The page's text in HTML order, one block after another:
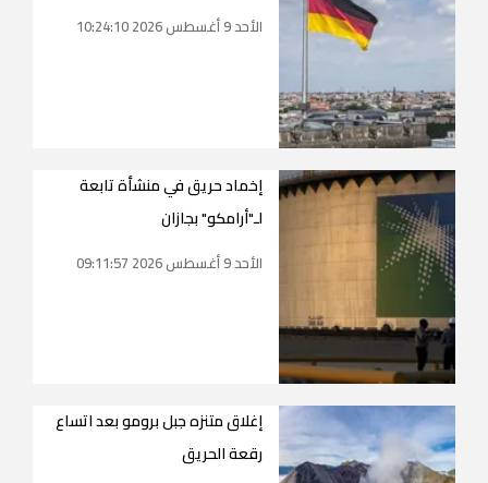
الأحد 9 أغسطس 2026 10:24:10
إخماد حريق في منشأة تابعة
لـ"أرامكو" بجازان
الأحد 9 أغسطس 2026 09:11:57
إغلاق متنزه جبل برومو بعد اتساع
رقعة الحريق